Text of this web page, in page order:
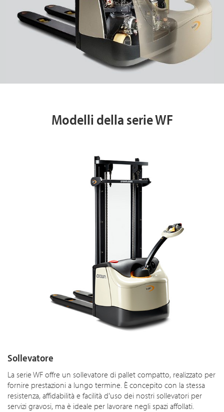
Modelli della serie WF
Sollevatore
La serie WF offre un sollevatore di pallet compatto, realizzato per
fornire prestazioni a lungo termine. È concepito con la stessa
resistenza, affidabilità e facilità d'uso dei nostri sollevatori per
servizi gravosi, ma è ideale per lavorare negli spazi affollati.